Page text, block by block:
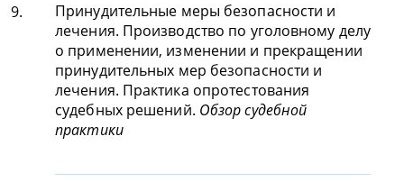
9.
Принудительные меры безопасности и
лечения. Производство по уголовному делу
о применении, изменении и прекращении
принудительных мер безопасности и
лечения. Практика опротестования
судебных решений. Обзор судебной
практики